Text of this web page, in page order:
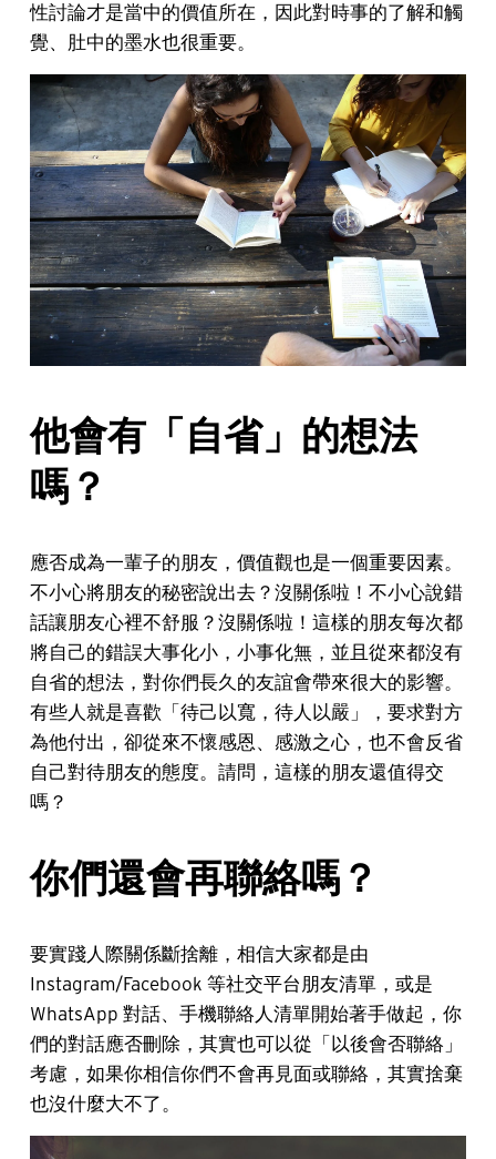
性討論才是當中的價值所在，因此對時事的了解和觸
覺、肚中的墨水也很重要。
他會有「自省」的想法
嗎？
應否成為一輩子的朋友，價值觀也是一個重要因素。
不小心將朋友的秘密說出去？沒關係啦！不小心說錯
話讓朋友心裡不舒服？沒關係啦！這樣的朋友每次都
將自己的錯誤大事化小，小事化無，並且從來都沒有
自省的想法，對你們長久的友誼會帶來很大的影響。
有些人就是喜歡「待己以寬，待人以嚴」，要求對方
為他付出，卻從來不懷感恩、感激之心，也不會反省
自己對待朋友的態度。請問，這樣的朋友還值得交
嗎？
你們還會再聯絡嗎？
要實踐人際關係斷捨離，相信大家都是由
Instagram/Facebook 等社交平台朋友清單，或是
WhatsApp 對話、手機聯絡人清單開始著手做起，你
們的對話應否刪除，其實也可以從「以後會否聯絡」
考慮，如果你相信你們不會再見面或聯絡，其實捨棄
也沒什麼大不了。